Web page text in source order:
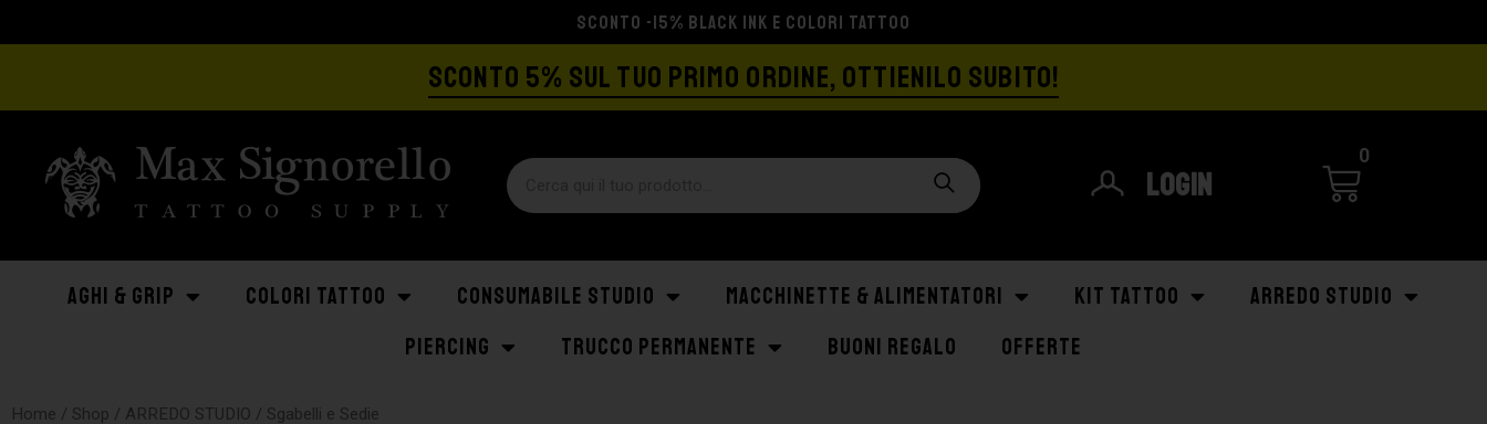
SPEDIZIONE GRATIS A PARTIRE DA €129
SCONTO 5% SUL TUO PRIMO ORDINE, OTTIENILO SUBITO!
Login
0
AGHI & GRIP COLORI TATTOO CONSUMABILE STUDIO MACCHINETTE & ALIMENTATORI KIT TATTOO
ARREDO STUDIO
PIERCING
TRUCCO PERMANENTE BUONI REGALO OFFERTE
Home / Shop / ARREDO STUDIO / Sgabelli e Sedie